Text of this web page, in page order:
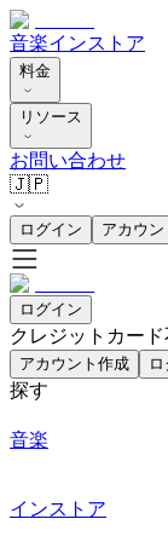
音楽インストア
料金
リソース
お問い合わせ
🇯🇵
ログイン アカウ
ログイン
クレジットカー
アカウント作成
探す
音楽
インストア